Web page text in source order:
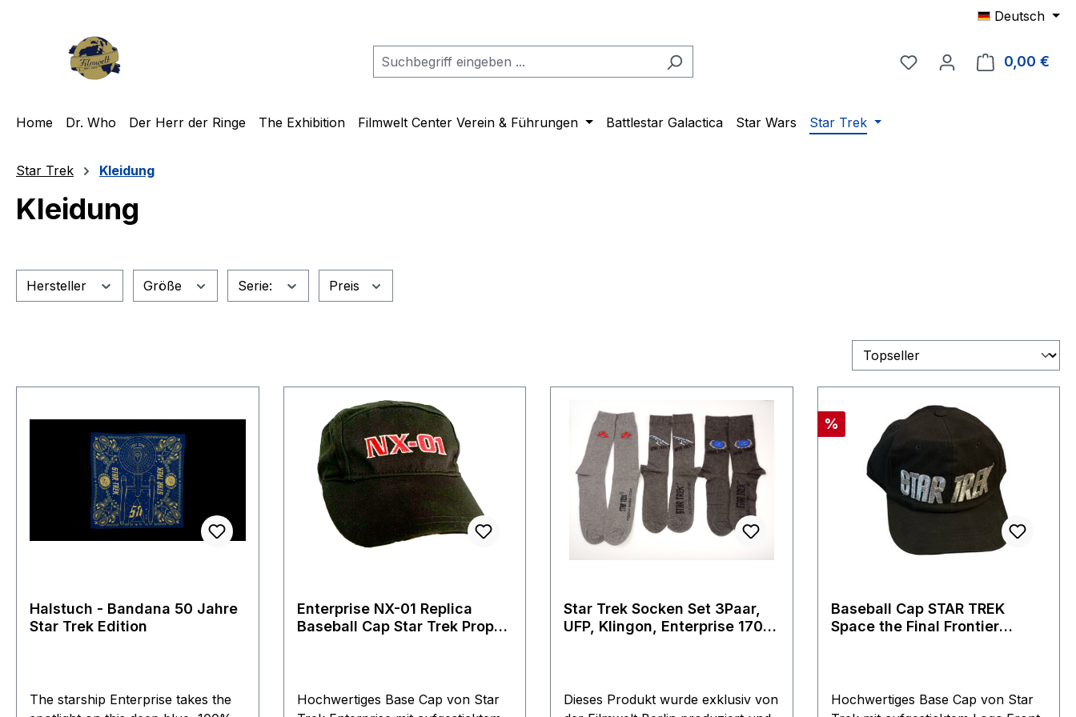
Deutsch
Du hast 0 Produkte auf
0,00 €
Home Dr. Who Der Herr der Ringe The Exhibition Filmwelt Center Verein & Führungen Battlestar Galactica Star Wars Star Trek
Star Trek Kleidung
Kleidung
Hersteller Größe Serie: Preis
Halstuch - Bandana 50 Jahre
Star Trek Edition
The starship Enterprise takes the
Enterprise NX-01 Replica
Baseball Cap Star Trek Prop
Hochwertiges Base Cap von Star
Star Trek Socken Set 3Paar,
UFP, Klingon, Enterprise 1701
Dieses Produkt wurde exklusiv von
Rabatt
%
Baseball Cap STAR TREK
Space the Final Frontier
Hochwertiges Base Cap von Star